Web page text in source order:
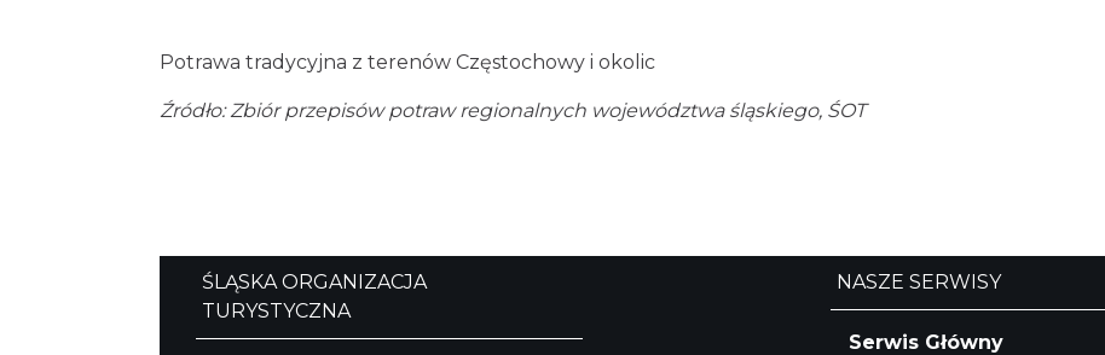
Potrawa tradycyjna z terenów Częstochowy i okolic
Źródło: Zbiór przepisów potraw regionalnych województwa śląskiego, ŚOT
ŚLĄSKA ORGANIZACJA
TURYSTYCZNA
NASZE SERWISY
Serwis Główny